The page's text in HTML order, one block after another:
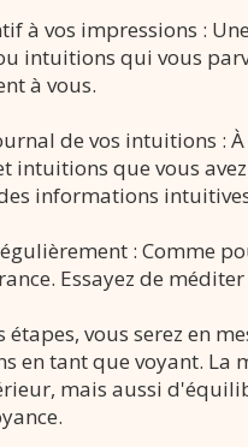
à vos impressions :
intuitions qui vous
à vous.
de vos intuitions :
intuitions que vous
informations
: Comme
Essayez de
étapes, vous serez en
en tant que voyant.
mais aussi